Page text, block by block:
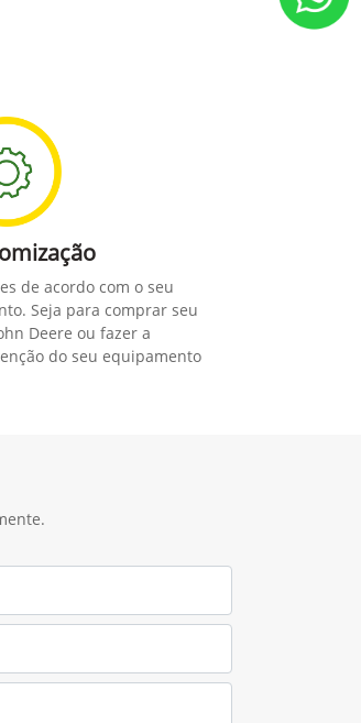
de acordo com o seu
Seja para comprar seu
Deere ou fazer a
do seu equipamento